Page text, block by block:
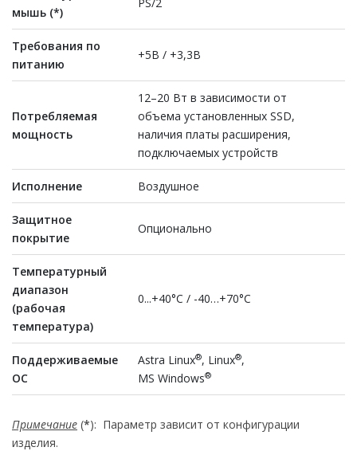
мышь (*)
Требования по
питанию
+5В / +3,3В
Потребляемая
мощность
12–20 Вт в зависимости от
объема установленных SSD,
наличия платы расширения,
подключаемых устройств
Исполнение Воздушное
Защитное
покрытие
Опционально
Температурный
диапазон
(рабочая
температура)
0...+40°С / -40…+70°С
Поддерживаемые
ОС
Astra Linux®, Linux®,
MS Windows®
Примечание (*): Параметр зависит от конфигурации
изделия.